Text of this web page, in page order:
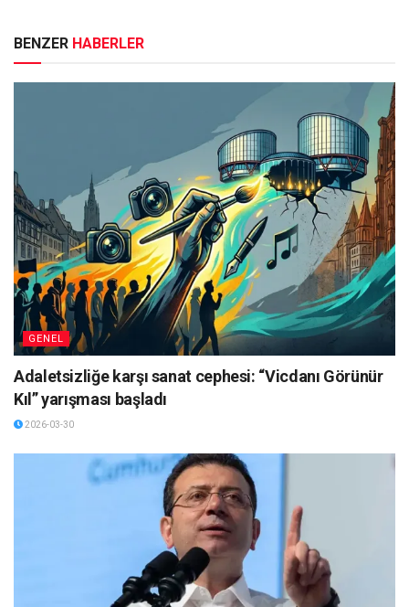
BENZER HABERLER
GENEL
Adaletsizliğe karşı sanat cephesi: “Vicdanı Görünür
Kıl” yarışması başladı
2026-03-30